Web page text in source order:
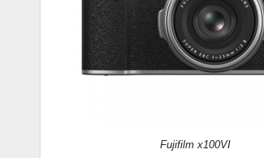
Fujifilm x100VI